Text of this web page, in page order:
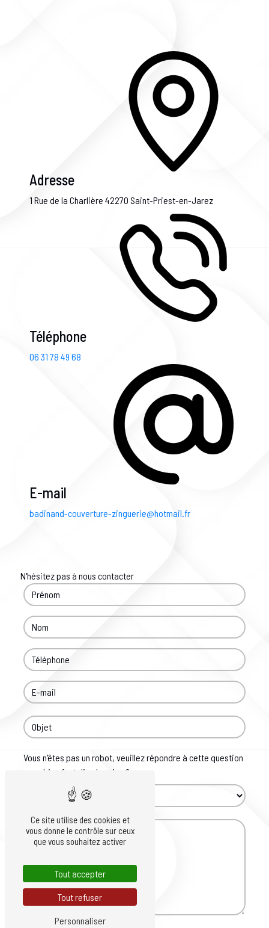
Adresse
1 Rue de la Charlière 42270 Saint-Priest-en-Jarez
Téléphone
06 31 78 49 68
E-mail
badinand-couverture-zinguerie@hotmail.fr
N'hésitez pas à nous contacter
Vous n'êtes pas un robot, veuillez répondre à cette question
: combien font dix plus cinq ?
Ce site utilise des cookies et
vous donne le contrôle sur ceux
que vous souhaitez activer
Tout accepter
Tout refuser
Personnaliser